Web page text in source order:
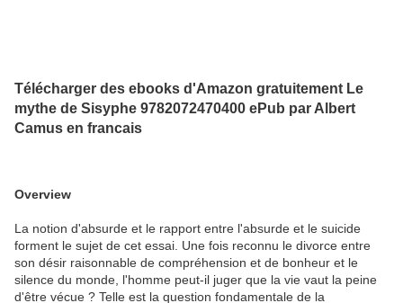
Télécharger des ebooks d'Amazon gratuitement Le
mythe de Sisyphe 9782072470400 ePub par Albert
Camus en francais
Overview
La notion d'absurde et le rapport entre l'absurde et le suicide
forment le sujet de cet essai. Une fois reconnu le divorce entre
son désir raisonnable de compréhension et de bonheur et le
silence du monde, l'homme peut-il juger que la vie vaut la peine
d'être vécue ? Telle est la question fondamentale de la